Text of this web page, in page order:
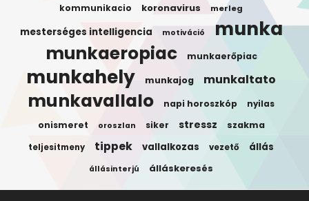
kommunikacio koronavirus merleg
mesterséges intelligencia motiváció munka
munkaeropiac munkaerőpiac
munkahely munkajog munkaltato
munkavallalo napi horoszkóp nyilas
onismeret oroszlan siker stressz szakma
teljesitmeny tippek vallalkozas vezető állás
állásinterjú álláskeresés